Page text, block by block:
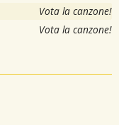
Vota la canzone!
Vota la canzone!